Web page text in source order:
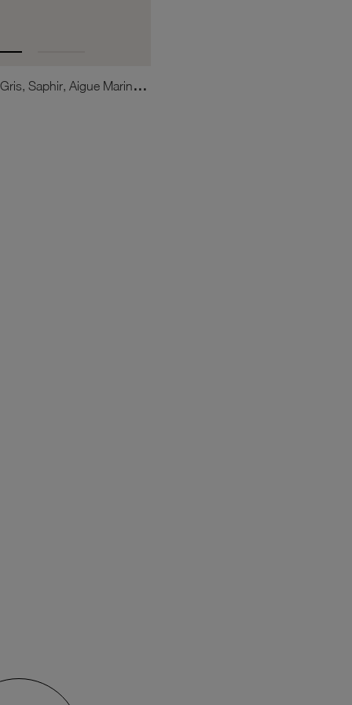
Pendentif En Or Gris, Saphir, Aigue Marine Et Diamants